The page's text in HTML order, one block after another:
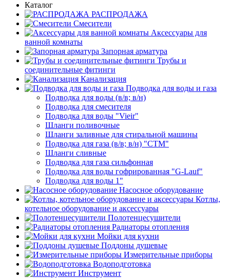
Каталог
РАСПРОДАЖА
Смесители
Аксессуары для
ванной комнаты
Запорная арматура
Трубы и
соединительные фитинги
Канализация
Подводка для воды и газа
Подводка для воды (в/в; в/н)
Подводка для смесителя
Подводка для воды "Vieir"
Шланги поливочные
Шланги заливные для стиральной машины
Подводка для газа (в/в; в/н) "CTM"
Шланги сливные
Подводка для газа сильфонная
Подводка для воды гофрированная "G-Lauf"
Подводка для воды 1"
Насосное оборудование
Котлы,
котельное оборудование и аксессуары
Полотенцесушители
Радиаторы отопления
Мойки для кухни
Поддоны душевые
Измерительные приборы
Водоподготовка
Инструмент